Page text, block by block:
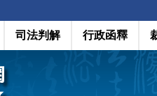
司法判解 行政函釋